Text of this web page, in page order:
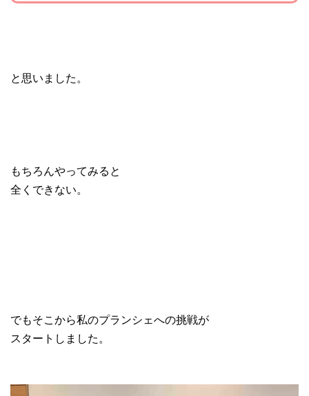
と思いました。
もちろんやってみると
全くできない。
でもそこから私のプランシェへの挑戦が
スタートしました。
動